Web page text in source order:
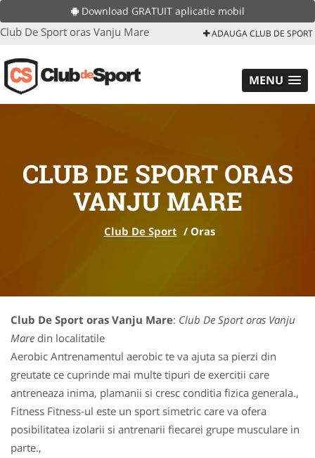
Download GRATUIT aplicatie mobil
Club De Sport oras Vanju Mare ADAUGA CLUB DE SPORT
MENU
CLUB DE SPORT ORAS
VANJU MARE
Club De Sport / Oras
Club De Sport oras Vanju Mare: Club De Sport oras Vanju
Mare din localitatile
Aerobic Antrenamentul aerobic te va ajuta sa pierzi din
greutate ce cuprinde mai multe tipuri de exercitii care
antreneaza inima, plamanii si cresc conditia fizica generala.,
Fitness Fitness-ul este un sport simetric care va ofera
posibilitatea izolarii si antrenarii fiecarei grupe musculare in
parte.,